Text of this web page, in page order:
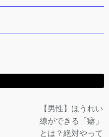
【男性】ほうれい
線ができる「癖」
とは？絶対やって